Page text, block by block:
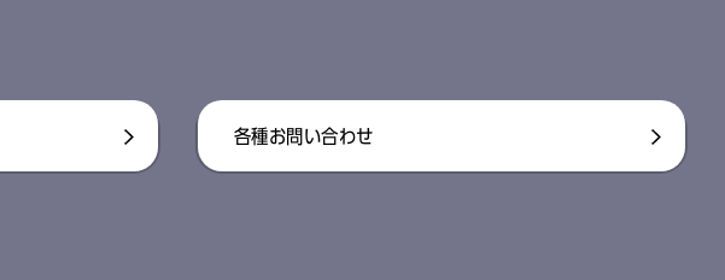
各種お問い合わせ